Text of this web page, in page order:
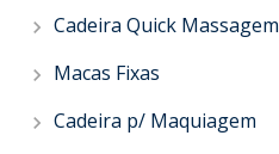
Cadeira Quick Massagem
Macas Fixas
Cadeira p/ Maquiagem